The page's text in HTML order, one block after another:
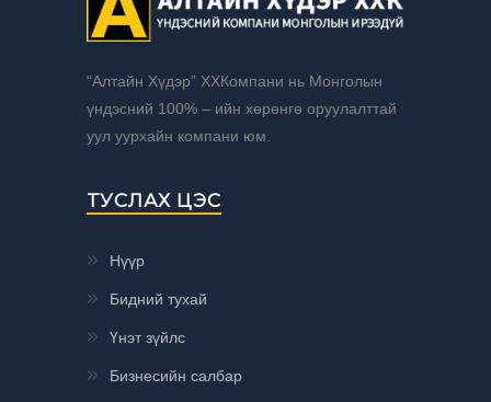
“Алтайн Хүдэр” ХХКомпани нь Монголын
үндэсний 100% – ийн хөрөнгө оруулалттай
уул уурхайн компани юм.
ТУСЛАХ ЦЭС
Нүүр
Бидний тухай
Үнэт зүйлс
Бизнесийн салбар